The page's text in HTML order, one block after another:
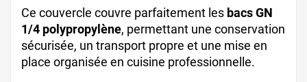
Ce couvercle couvre parfaitement les bacs GN
1/4 polypropylène, permettant une conservation
sécurisée, un transport propre et une mise en
place organisée en cuisine professionnelle.